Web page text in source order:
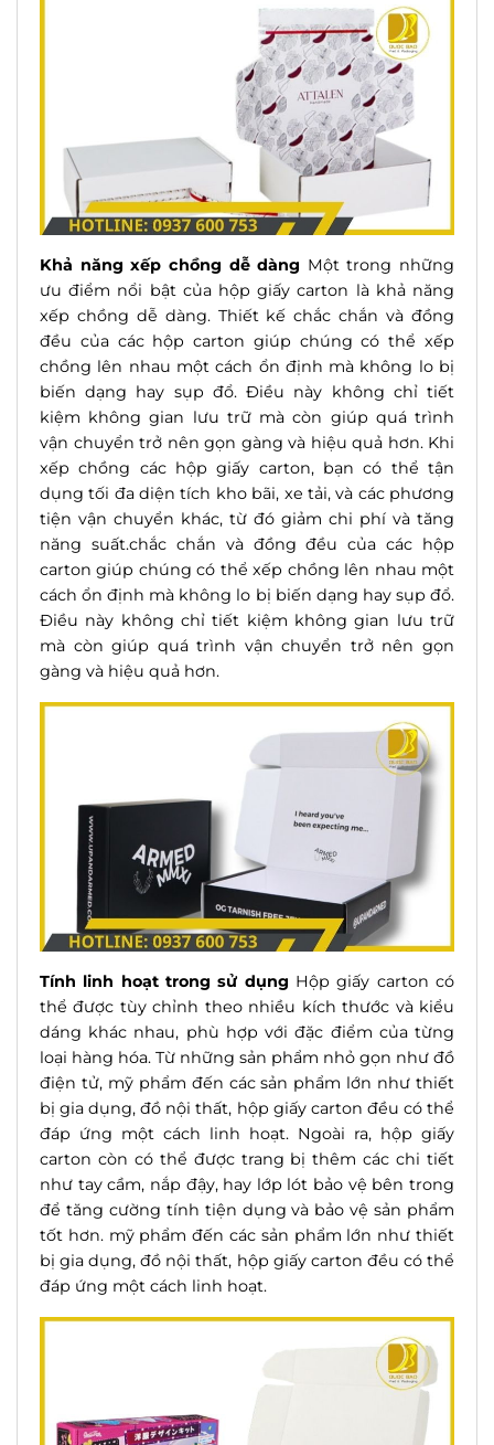
Khả năng xếp chồng dễ dàng Một trong những
ưu điểm nổi bật của hộp giấy carton là khả năng
xếp chồng dễ dàng. Thiết kếchắc chắnvà đồng
đều của các hộp carton giúp chúng có thể xếp
chồng lên nhau một cách ổn định mà không lo bị
biến dạng hay sụp đổ. Điều này không chỉ tiết
kiệm không gian lưu trữ mà còn giúp quá trình
vận chuyển trở nên gọn gàng và hiệu quả hơn. Khi
xếp chồng các hộp giấy carton, bạn có thể tận
dụng tối đa diện tích kho bãi, xe tải, và các phương
tiện vận chuyển khác, từ đó giảm chi phí và tăng
năng suất.chắc chắn và đồng đều của các hộp
carton giúp chúng có thể xếp chồng lên nhau một
cách ổn định mà không lo bị biến dạng hay sụp đổ.
Điều này không chỉ tiết kiệm không gian lưu trữ
mà còn giúp quá trình vận chuyển trở nên gọn
gàng và hiệu quả hơn.
Tính linh hoạt trong sử dụng Hộp giấy carton có
thể được tùy chỉnh theo nhiều kích thước và kiểu
dáng khác nhau, phù hợp với đặc điểm của từng
loại hàng hóa. Từ những sản phẩm nhỏ gọn như đồ
điện tử,mỹ phẩm đến các sản phẩm lớn như thiết
bị gia dụng, đồ nội thất, hộp giấy carton đều có thể
đáp ứng một cách linh hoạt. Ngoài ra, hộp giấy
carton còn có thể được trang bị thêm các chi tiết
như tay cầm, nắp đậy, hay lớp lót bảo vệ bên trong
để tăng cường tính tiện dụng và bảo vệ sản phẩm
tốt hơn.mỹ phẩm đến các sản phẩm lớn như thiết
bị gia dụng, đồ nội thất, hộp giấy carton đều có thể
đáp ứng một cách linh hoạt.